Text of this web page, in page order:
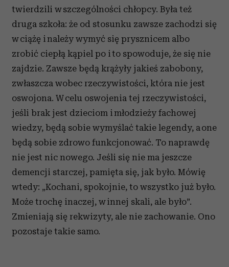
twierdzili w szczególności chłopcy. Była też
druga szkoła: że od stosunku zawsze zachodzi się
w ciążę i należy wymyć się prysznicem albo
zrobić ciepłą kąpiel po i to spowoduje, że się nie
zajdzie. Zawsze będą krążyły jakieś zabobony,
zwłaszcza wobec rzeczywistości, która nie jest
oswojona. W celu oswojenia tej rzeczywistości,
jeśli brak jest dzieciom i młodzieży fachowej
wiedzy, będą sobie wymyślać takie legendy, a one
będą sobie zdrowo funkcjonować. To naprawdę
nie jest nic nowego. Jeśli się nie ma jeszcze
demencji starczej, pamięta się, jak było. Mówię
wtedy: „Kochani, spokojnie, to wszystko już było.
Może trochę inaczej, w innej skali, ale było”.
Zmieniają się rekwizyty, ale nie zachowanie. Ono
pozostaje takie samo.